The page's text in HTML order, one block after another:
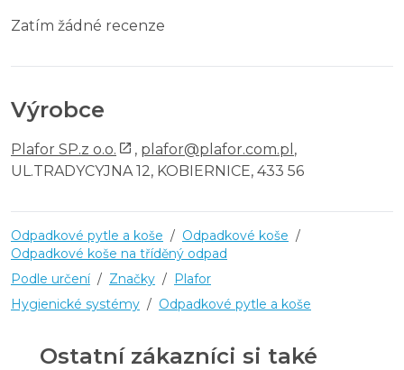
Zatím žádné recenze
Výrobce
Plafor SP.z o.o. , plafor@plafor.com.pl ,
UL.TRADYCYJNA 12, KOBIERNICE, 433 56
Odpadkové pytle a koše / Odpadkové koše /
Odpadkové koše na tříděný odpad
Podle určení / Značky / Plafor
Hygienické systémy / Odpadkové pytle a koše
Ostatní zákazníci si také